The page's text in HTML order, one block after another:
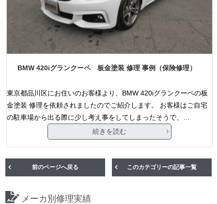
BMW 420iグランクーペ 板金塗装 修理 事例（保険修理）
東京都品川区にお住いのお客様より、BMW 420iグランクーペの板
金塗装 修理を依頼されましたのでご紹介します。 お客様はご自宅
の駐車場から出る際に少し考え事をしてしまったそうで、…
続きを読む
前のページへ戻る このカテゴリーの記事一覧
メーカ別修理実績